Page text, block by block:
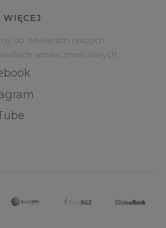
WIĘCEJ
do odwiedzin naszych
społecznościowych